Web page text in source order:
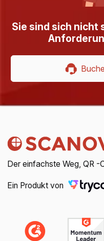
Sie sind sich nicht
Der einfachste Weg, QR -
Ein Produkt von